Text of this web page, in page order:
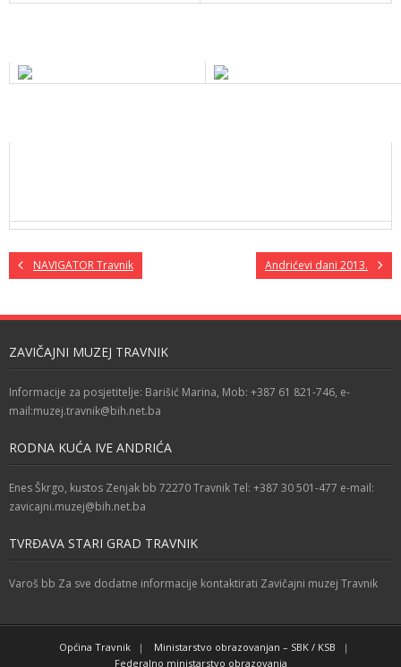
NAVIGATOR Travnik Andrićevi dani 2013.
ZAVIČAJNI MUZEJ TRAVNIK
Informacije za posjetitelje: Barišić Marina, Mob: +387 61 821-746, e-
mail:muzej.travnik@bih.net.ba
RODNA KUĆA IVE ANDRIĆA
Enes Škrgo, kustos Zenjak bb 72270 Travnik Tel: +387 30 501-477 e-mail:
zavicajni.muzej@bih.net.ba
TVRĐAVA STARI GRAD TRAVNIK
Varoš bb Za sve dodatne informacije kontaktirati Zavičajni muzej Travnik
Općina Travnik
Ministarstvo obrazovanjan – SBK / KSB
Federalno ministarstvo obrazovanja